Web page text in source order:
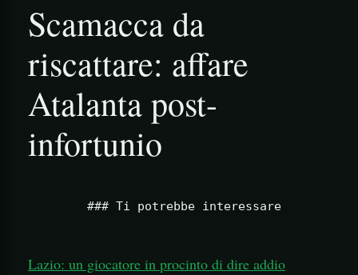
Scamacca da
riscattare: affare
Atalanta post-
infortunio
Lazio: un giocatore in procinto di dire addio